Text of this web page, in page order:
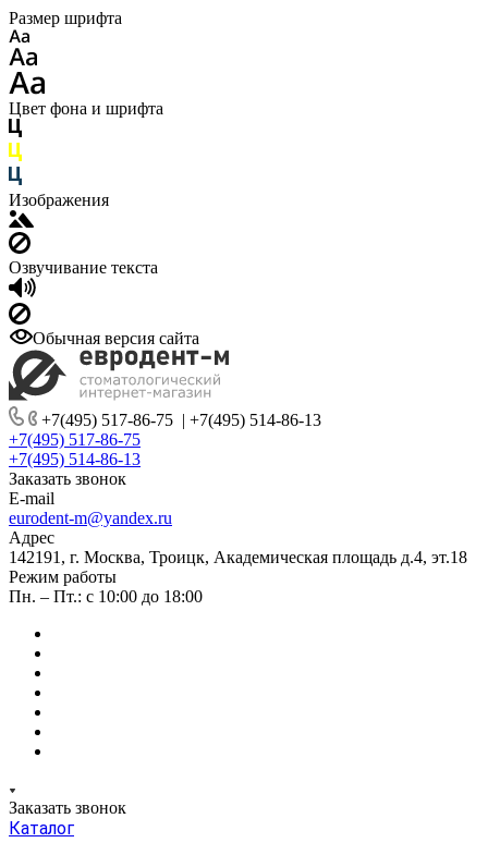
Размер шрифта
Цвет фона и шрифта
Изображения
Озвучивание текста
Обычная версия сайта
+7(495) 517-86-75 | +7(495) 514-86-13
+7(495) 517-86-75
+7(495) 514-86-13
Заказать звонок
E-mail
eurodent-m@yandex.ru
Адрес
142191, г. Москва, Троицк, Академическая площадь д.4, эт.18
Режим работы
Пн. – Пт.: с 10:00 до 18:00
Заказать звонок
Каталог